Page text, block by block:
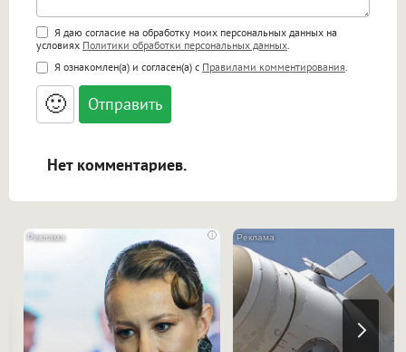
Поддержка HTML
<b>, <strong>, <u>, <i>, <em>, <s>, <big>,
<small>, <sup>, <sub>, <pre>, <ul>, <ol>, <li>,
<blockquote>, <code> экранирует HTML,
адреса URL автоматически становятся
ссылками, и [img]адрес[/img] будет
Я даю согласие на обработку моих персональных данных на
условиях Политики обработки персональных данных.
Я ознакомлен(а) и согласен(а) с Правилами комментирования.
🙂
Нет комментариев.
i